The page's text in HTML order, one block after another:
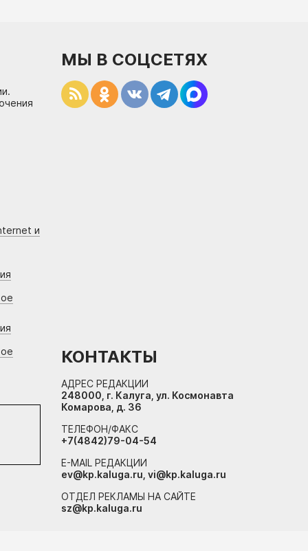
и
МЫ В СОЦСЕТЯХ
КОНТАКТЫ
АДРЕС РЕДАКЦИИ
248000, г. Калуга, ул. Космонавта
Комарова, д. 36
ТЕЛЕФОН/ФАКС
+7(4842)79-04-54
E-MAIL РЕДАКЦИИ
ev@kp.kaluga.ru, vi@kp.kaluga.ru
ОТДЕЛ РЕКЛАМЫ НА САЙТЕ
sz@kp.kaluga.ru